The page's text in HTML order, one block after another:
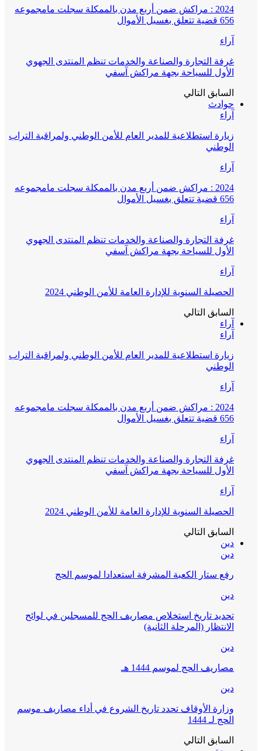
2024 : مراكش ضمن أربع مدن بالممكلة سجلت مامجموعه
656 قضية تتعلق بغسيل الأموال
آراء
غرفة التجارة والصناعة والخدمات تنظم المنتدى الجهوي
الأول للسياحة بجهة مراكش آسفي
السابق التالي
حوادث
آراء
زيارة استطلاعية للمدير العام للأمن الوطني ولمراقبة التراب
الوطني
آراء
2024 : مراكش ضمن أربع مدن بالممكلة سجلت مامجموعه
656 قضية تتعلق بغسيل الأموال
آراء
غرفة التجارة والصناعة والخدمات تنظم المنتدى الجهوي
الأول للسياحة بجهة مراكش آسفي
آراء
الحصيلة السنوية للإدارة العامة للأمن الوطني 2024
السابق التالي
آراء
آراء
زيارة استطلاعية للمدير العام للأمن الوطني ولمراقبة التراب
الوطني
آراء
2024 : مراكش ضمن أربع مدن بالممكلة سجلت مامجموعه
656 قضية تتعلق بغسيل الأموال
آراء
غرفة التجارة والصناعة والخدمات تنظم المنتدى الجهوي
الأول للسياحة بجهة مراكش آسفي
آراء
الحصيلة السنوية للإدارة العامة للأمن الوطني 2024
السابق التالي
دين
دين
رفع ستار الكعبة المشرفة استعدادا لموسم الحج
دين
تحديد تاريخ استخلاص مصاريف الحج للمسجلين في لوائح
الانتظار (المرحلة الثانية)
دين
مصاريف الحج لموسم 1444 هـ
دين
وزارة الأوقاف تحدد تاريخ الشروع في أداء مصاريف موسم
الحج لـ 1444
السابق التالي